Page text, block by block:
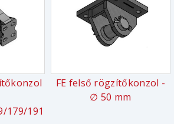
179/191
FE felső rögzítőkonzol -
∅ 50 mm